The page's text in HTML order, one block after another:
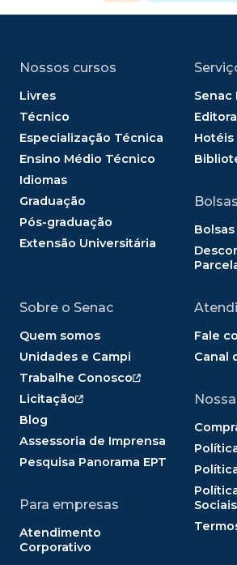
Nossos cursos
Livres
Técnico
Especialização Técnica
Ensino Médio Técnico
Idiomas
Graduação
Pós-graduação
Extensão Universitária
Senac
Editora
Hotéis
Sobre o Senac
Quem somos
Unidades e Campi
Trabalhe Conosco
Licitação
Blog
Assessoria de Imprensa
Pesquisa Panorama EPT
Para empresas
Atendimento
Corporativo
Fale
Canal
Sociais